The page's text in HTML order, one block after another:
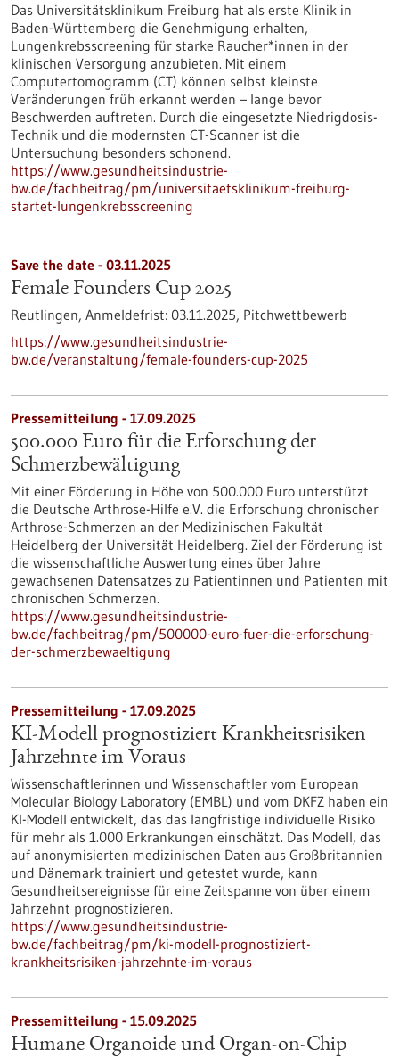
Das Universitätsklinikum Freiburg hat als erste Klinik in
Baden-Württemberg die Genehmigung erhalten,
Lungenkrebsscreening für starke Raucher*innen in der
klinischen Versorgung anzubieten. Mit einem
Computertomogramm (CT) können selbst kleinste
Veränderungen früh erkannt werden – lange bevor
Beschwerden auftreten. Durch die eingesetzte Niedrigdosis-
Technik und die modernsten CT-Scanner ist die
Untersuchung besonders schonend.
https://www.gesundheitsindustrie-
bw.de/fachbeitrag/pm/universitaetsklinikum-freiburg-
startet-lungenkrebsscreening
Save the date - 03.11.2025
Female Founders Cup 2025
Reutlingen, Anmeldefrist: 03.11.2025, Pitchwettbewerb
https://www.gesundheitsindustrie-
bw.de/veranstaltung/female-founders-cup-2025
Pressemitteilung - 17.09.2025
500.000 Euro für die Erforschung der
Schmerzbewältigung
Mit einer Förderung in Höhe von 500.000 Euro unterstützt
die Deutsche Arthrose-Hilfe e.V. die Erforschung chronischer
Arthrose-Schmerzen an der Medizinischen Fakultät
Heidelberg der Universität Heidelberg. Ziel der Förderung ist
die wissenschaftliche Auswertung eines über Jahre
gewachsenen Datensatzes zu Patientinnen und Patienten mit
chronischen Schmerzen.
https://www.gesundheitsindustrie-
bw.de/fachbeitrag/pm/500000-euro-fuer-die-erforschung-
der-schmerzbewaeltigung
Pressemitteilung - 17.09.2025
KI-Modell prognostiziert Krankheitsrisiken
Jahrzehnte im Voraus
Wissenschaftlerinnen und Wissenschaftler vom European
Molecular Biology Laboratory (EMBL) und vom DKFZ haben ein
KI-Modell entwickelt, das das langfristige individuelle Risiko
für mehr als 1.000 Erkrankungen einschätzt. Das Modell, das
auf anonymisierten medizinischen Daten aus Großbritannien
und Dänemark trainiert und getestet wurde, kann
Gesundheitsereignisse für eine Zeitspanne von über einem
Jahrzehnt prognostizieren.
https://www.gesundheitsindustrie-
bw.de/fachbeitrag/pm/ki-modell-prognostiziert-
krankheitsrisiken-jahrzehnte-im-voraus
Pressemitteilung - 15.09.2025
Humane Organoide und Organ-on-Chip